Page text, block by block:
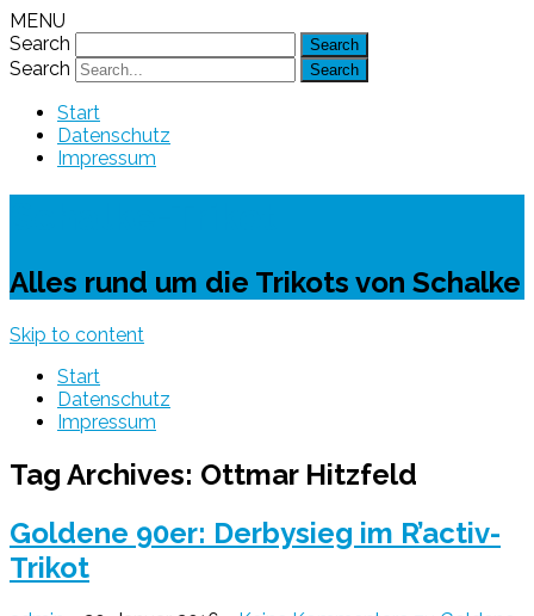
MENU
Search
Search
Start
Datenschutz
Impressum
Alles rund um die Trikots von Schalke
Skip to content
Start
Datenschutz
Impressum
Tag Archives: Ottmar Hitzfeld
Goldene 90er: Derbysieg im R’activ-
Trikot